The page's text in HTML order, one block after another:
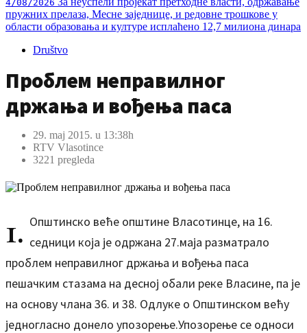
4/08/2026
пружних прелаза, Месне заједнице, и редовне трошкове у
области образовања и културе исплаћено 12,7 милиона динара
Društvo
Проблем неправилног
држања и вођења паса
29. maj 2015. u 13:38h
RTV Vlasotince
3221 pregleda
1. Општинско веће општине Власотинце, на 16.
седници која је одржана 27.маја разматрало
проблем неправилног држања и вођења паса
пешачким стазама на десној обали реке Власине, па је
на основу члана 36. и 38. Одлуке о Општинском већу
једногласно донело упозорење.Упозорење се односи